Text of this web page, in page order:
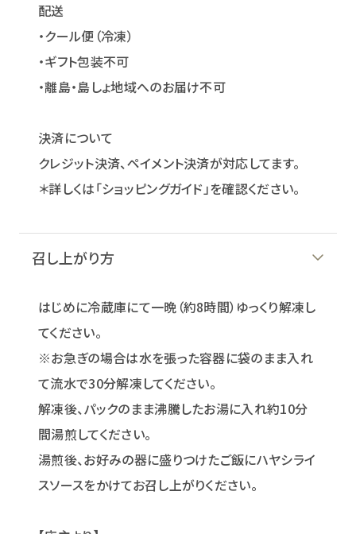
配送
・クール便（冷凍）
・ギフト包装不可
・離島・島しょ地域へのお届け不可
決済について
クレジット決済、ペイメント決済が対応してます。
＊詳しくは「ショッピングガイド」を確認ください。
召し上がり方
はじめに冷蔵庫にて一晩（約8時間）ゆっくり解凍し
てください。
※お急ぎの場合は水を張った容器に袋のまま入れ
て流水で30分解凍してください。
解凍後、パックのまま沸騰したお湯に入れ約10分
間湯煎してください。
湯煎後、お好みの器に盛りつけたご飯にハヤシライ
スソースをかけてお召し上がりください。